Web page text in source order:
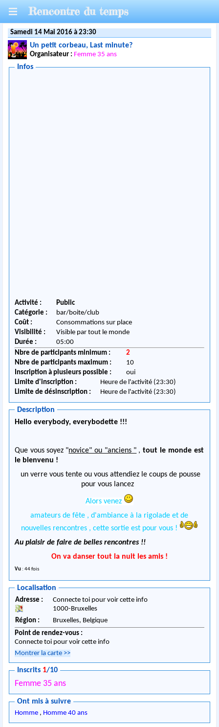
Rencontre du temps
Samedi 14 Mai 2016 à 23:30
Un petit corbeau, Last minute?
Organisateur : Femme 35 ans
Infos
Activité :
Public
Catégorie :
bar/boite/club
Coût :
Consommations sur place
Visibilité :
Visible par tout le monde
Durée :
05:00
Nbre de participants minimum :
2
Nbre de participants maximum :
10
Inscription à plusieurs possible :
oui
Limite d'inscription :
Heure de l'activité (23:30)
Limite de désinscription :
Heure de l'activité (23:30)
Description
Hello everybody, everybodette !!!
Que vous soyez "novice" ou "anciens " , tout le monde est
le bienvenu !
un verre vous tente ou vous attendiez le coups de pousse
pour vous lancez
Alors venez
amateurs de fête , d'ambiance à la rigolade et de
nouvelles rencontres , cette sortie est pour vous !
Au plaisir de faire de belles rencontres !!
On va danser tout la nuit les amis !
Vu : 44 fois
Localisation
Adresse :
Connecte toi pour voir cette info
1000-Bruxelles
Région :
Bruxelles, Belgique
Point de rendez-vous :
Connecte toi pour voir cette info
Montrer la carte >>
Inscrits 1/10
Femme 35 ans
Ont mis à suivre
Homme , Homme 40 ans